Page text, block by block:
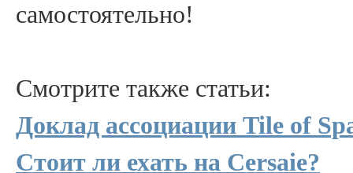
самостоятельно!
Смотрите также статьи:
Доклад ассоциации Tile of
Стоит ли ехать на Cersaie?